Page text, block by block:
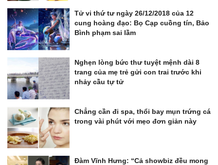
Tử vi thứ tư ngày 26/12/2018 của 12
cung hoàng đạo: Bọ Cạp cuồng tín, Bảo
Bình phạm sai lầm
Nghẹn lòng bức thư tuyệt mệnh dài 8
trang của mẹ trẻ gửi con trai trước khi
nhảy cầu tự tử
Chẳng cần đi spa, thổi bay mụn trứng cá
trong vài phút với mẹo đơn giản này
Đàm Vĩnh Hưng: “Cả showbiz đều mong